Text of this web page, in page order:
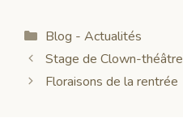
Catégories
Blog - Actualités
Stage de Clown-théâtre
Floraisons de la rentrée